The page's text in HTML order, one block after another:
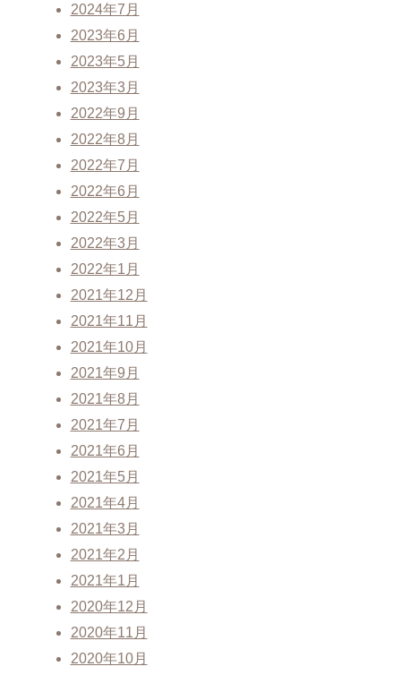
2024年7月
2023年6月
2023年5月
2023年3月
2022年9月
2022年8月
2022年7月
2022年6月
2022年5月
2022年3月
2022年1月
2021年12月
2021年11月
2021年10月
2021年9月
2021年8月
2021年7月
2021年6月
2021年5月
2021年4月
2021年3月
2021年2月
2021年1月
2020年12月
2020年11月
2020年10月